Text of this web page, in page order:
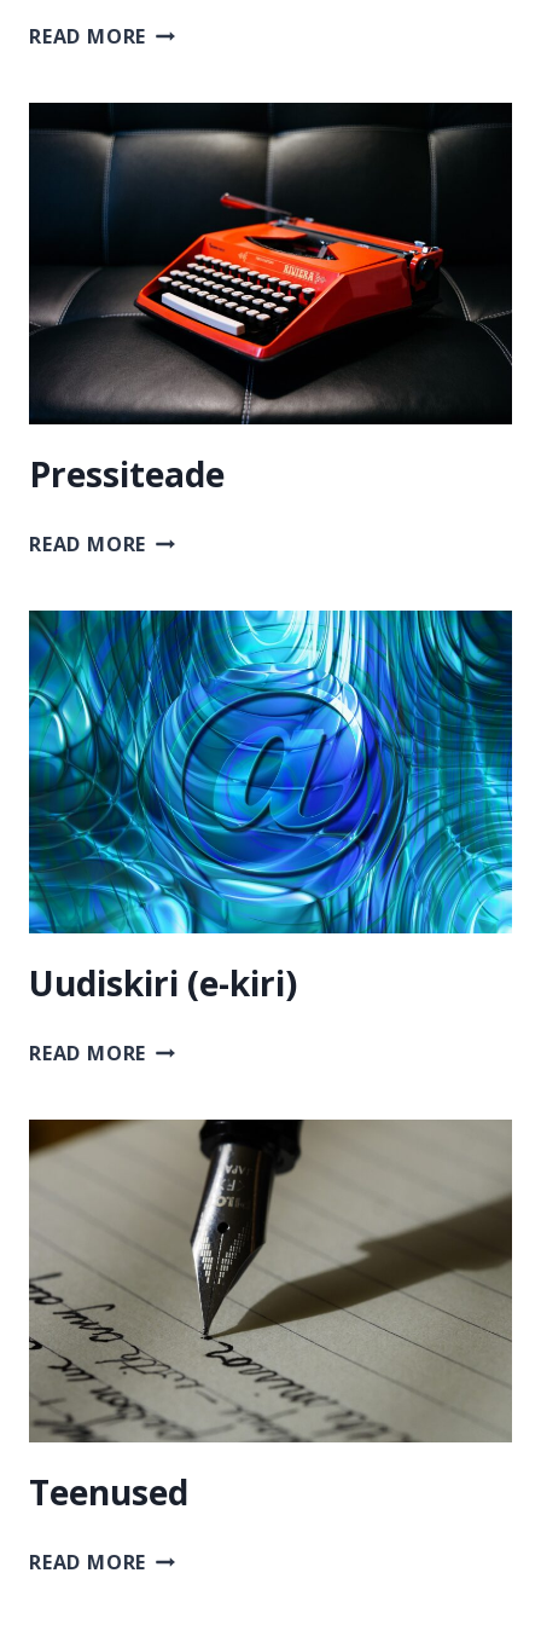
READ MORE KÕNE
Pressiteade
READ MORE PRESSITEADE
Uudiskiri (e-kiri)
READ MORE UUDISKIRI
Teenused
READ MORE TEENUSED